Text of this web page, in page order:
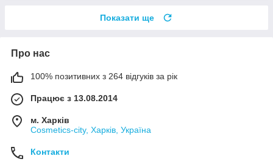
Показати ще
Про нас
100% позитивних з 264 відгуків за рік
Працює з 13.08.2014
м. Харків
Cosmetics-city, Харків, Україна
Контакти